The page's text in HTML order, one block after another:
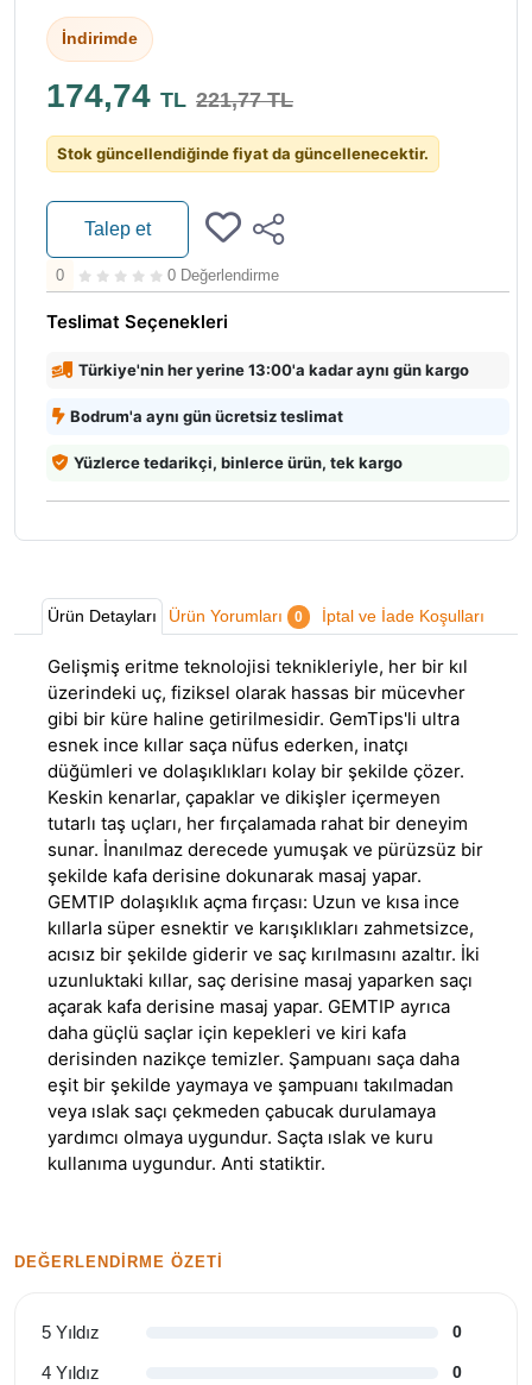
İndirimde
174,74 TL 221,77 TL
Stok güncellendiğinde fiyat da güncellenecektir.
Talep et
0 0 Değerlendirme
Teslimat Seçenekleri
Türkiye'nin her yerine 13:00'a kadar aynı gün kargo
Bodrum'a aynı gün ücretsiz teslimat
Yüzlerce tedarikçi, binlerce ürün, tek kargo
Ürün Detayları Ürün Yorumları 0 İptal ve İade Koşulları
Gelişmiş eritme teknolojisi teknikleriyle, her bir kıl
üzerindeki uç, fiziksel olarak hassas bir mücevher
gibi bir küre haline getirilmesidir. GemTips'li ultra
esnek ince kıllar saça nüfus ederken, inatçı
düğümleri ve dolaşıklıkları kolay bir şekilde çözer.
Keskin kenarlar, çapaklar ve dikişler içermeyen
tutarlı taş uçları, her fırçalamada rahat bir deneyim
sunar. İnanılmaz derecede yumuşak ve pürüzsüz bir
şekilde kafa derisine dokunarak masaj yapar.
GEMTIP dolaşıklık açma fırçası: Uzun ve kısa ince
kıllarla süper esnektir ve karışıklıkları zahmetsizce,
acısız bir şekilde giderir ve saç kırılmasını azaltır. İki
uzunluktaki kıllar, saç derisine masaj yaparken saçı
açarak kafa derisine masaj yapar. GEMTIP ayrıca
daha güçlü saçlar için kepekleri ve kiri kafa
derisinden nazikçe temizler. Şampuanı saça daha
eşit bir şekilde yaymaya ve şampuanı takılmadan
veya ıslak saçı çekmeden çabucak durulamaya
yardımcı olmaya uygundur. Saçta ıslak ve kuru
kullanıma uygundur. Anti statiktir.
DEĞERLENDIRME ÖZETI
5 Yıldız 0
4 Yıldız 0